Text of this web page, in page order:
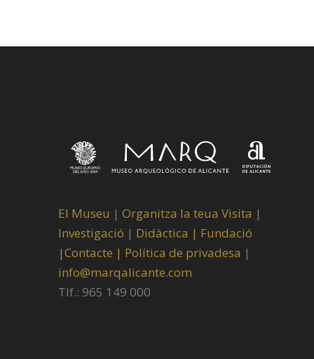
El Museu | Organitza la teua Visita |
Investigació | Didàctica | Fundació
|Contacte | Política de privadesa |
info@marqalicante.com
Tlf.: 965 149 000